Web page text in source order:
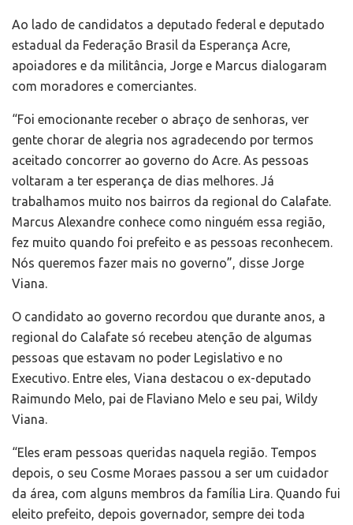
Ao lado de candidatos a deputado federal e deputado
estadual da Federação Brasil da Esperança Acre,
apoiadores e da militância, Jorge e Marcus dialogaram
com moradores e comerciantes.
“Foi emocionante receber o abraço de senhoras, ver
gente chorar de alegria nos agradecendo por termos
aceitado concorrer ao governo do Acre. As pessoas
voltaram a ter esperança de dias melhores. Já
trabalhamos muito nos bairros da regional do Calafate.
Marcus Alexandre conhece como ninguém essa região,
fez muito quando foi prefeito e as pessoas reconhecem.
Nós queremos fazer mais no governo”, disse Jorge
Viana.
O candidato ao governo recordou que durante anos, a
regional do Calafate só recebeu atenção de algumas
pessoas que estavam no poder Legislativo e no
Executivo. Entre eles, Viana destacou o ex-deputado
Raimundo Melo, pai de Flaviano Melo e seu pai, Wildy
Viana.
“Eles eram pessoas queridas naquela região. Tempos
depois, o seu Cosme Moraes passou a ser um cuidador
da área, com alguns membros da família Lira. Quando fui
eleito prefeito, depois governador, sempre dei toda